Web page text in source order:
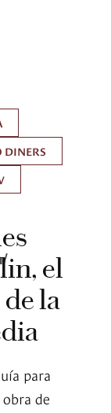
DINERS
el
la
para
de